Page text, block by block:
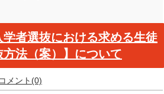
者選抜における求める生徒
方法（案）】について
コメント(0)